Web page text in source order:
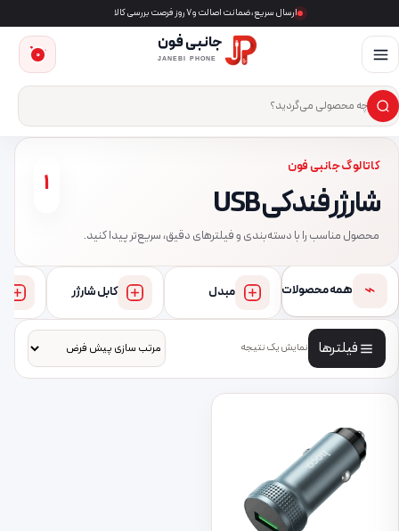
ارسال سریع، ضمانت اصالت و ۷ روز فرصت بررسی کالا
جانبی فون
JANEBI PHONE
جست‌وجوی محصول
×
0
کاتالوگ جانبی فون
شارژر فندکی USB
محصول مناسب را با دسته‌بندی و فیلترهای دقیق، سریع‌تر پیدا کنید.
1
⌁ همه محصولات مبدل کابل شارژر
فیلترها نمایش یک نتیجه